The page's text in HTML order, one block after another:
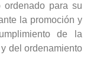
ordenado para su
la promoción y
de la
del ordenamiento